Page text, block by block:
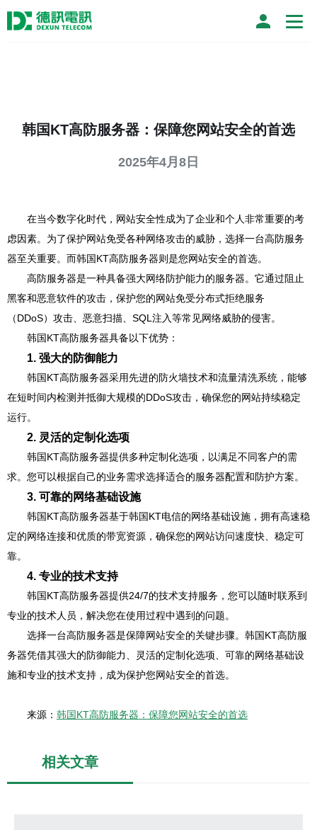
韩国KT高防服务器：保障您网站安全的首选
2025年4月8日
在当今数字化时代，网站安全性成为了企业和个人非常重要的考
虑因素。为了保护网站免受各种网络攻击的威胁，选择一台高防服务
器至关重要。而韩国KT高防服务器则是您网站安全的首选。
高防服务器是一种具备强大网络防护能力的服务器。它通过阻止
黑客和恶意软件的攻击，保护您的网站免受分布式拒绝服务
（DDoS）攻击、恶意扫描、SQL注入等常见网络威胁的侵害。
韩国KT高防服务器具备以下优势：
1. 强大的防御能力
韩国KT高防服务器采用先进的防火墙技术和流量清洗系统，能够
在短时间内检测并抵御大规模的DDoS攻击，确保您的网站持续稳定
运行。
2. 灵活的定制化选项
韩国KT高防服务器提供多种定制化选项，以满足不同客户的需
求。您可以根据自己的业务需求选择适合的服务器配置和防护方案。
3. 可靠的网络基础设施
韩国KT高防服务器基于韩国KT电信的网络基础设施，拥有高速稳
定的网络连接和优质的带宽资源，确保您的网站访问速度快、稳定可
靠。
4. 专业的技术支持
韩国KT高防服务器提供24/7的技术支持服务，您可以随时联系到
专业的技术人员，解决您在使用过程中遇到的问题。
选择一台高防服务器是保障网站安全的关键步骤。韩国KT高防服
务器凭借其强大的防御能力、灵活的定制化选项、可靠的网络基础设
施和专业的技术支持，成为保护您网站安全的首选。
来源： 韩国KT高防服务器：保障您网站安全的首选
相关文章